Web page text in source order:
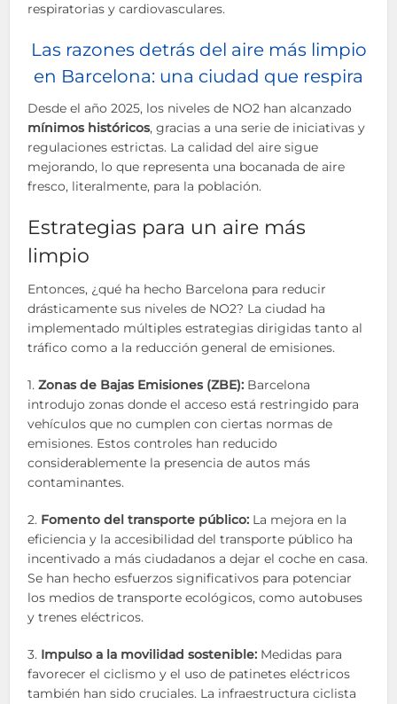
respiratorias y cardiovasculares.
Las razones detrás del aire más limpio
en Barcelona: una ciudad que respira
Desde el año 2025, los niveles de NO2 han alcanzado
mínimos históricos, gracias a una serie de iniciativas y
regulaciones estrictas. La calidad del aire sigue
mejorando, lo que representa una bocanada de aire
fresco, literalmente, para la población.
Estrategias para un aire más
limpio
Entonces, ¿qué ha hecho Barcelona para reducir
drásticamente sus niveles de NO2? La ciudad ha
implementado múltiples estrategias dirigidas tanto al
tráfico como a la reducción general de emisiones.
1.Zonas de Bajas Emisiones (ZBE): Barcelona
introdujo zonas donde el acceso está restringido para
vehículos que no cumplen con ciertas normas de
emisiones. Estos controles han reducido
considerablemente la presencia de autos más
contaminantes.
2. Fomento del transporte público: La mejora en la
eficiencia y la accesibilidad del transporte público ha
incentivado a más ciudadanos a dejar el coche en casa.
Se han hecho esfuerzos significativos para potenciar
los medios de transporte ecológicos, como autobuses
y trenes eléctricos.
3. Impulso a la movilidad sostenible: Medidas para
favorecer el ciclismo y el uso de patinetes eléctricos
también han sido cruciales. La infraestructura ciclista